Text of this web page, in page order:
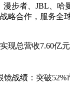
漫步者、JBL、哈
略合作，服务全
现总营收7.60亿
镜战绩：突破52%